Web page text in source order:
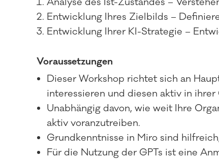
Entwicklung Ihres Zielbilds –
Entwicklung Ihrer KI-Strategie –
Voraussetzungen
Dieser Workshop richtet sich an
interessieren und diesen aktiv in
Unabhängig davon, wie weit Ihre
aktiv voranzutreiben.
Grundkenntnisse in Miro sind
Für die Nutzung der GPTs ist eine